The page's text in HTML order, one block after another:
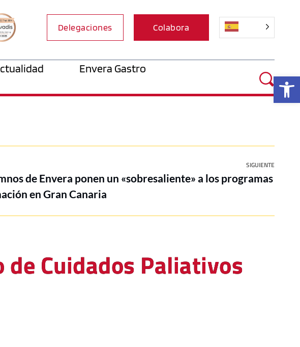
Delegaciones Colabora
Envera Gastro
SIGUIENTE
de Envera ponen un «sobresaliente» a los programas
en Gran Canaria
de Cuidados Paliativos